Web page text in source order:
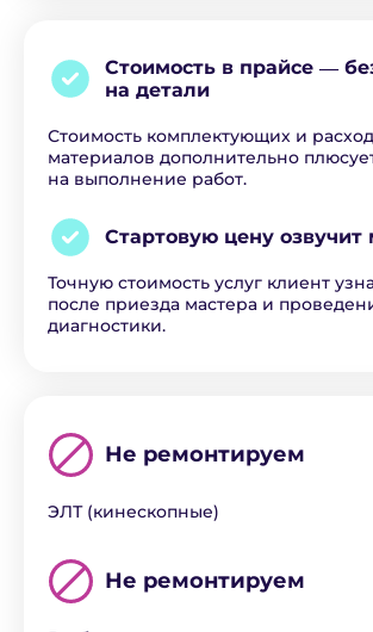
Стоимость в прайсе ―
на детали
Стоимость комплектующих и
материалов дополнительно
на выполнение работ.
Стартовую цену озвучит
Точную стоимость услуг клиент
после приезда мастера и
диагностики.
Не ремонтируем
ЭЛТ (кинескопные)
Не ремонтируем